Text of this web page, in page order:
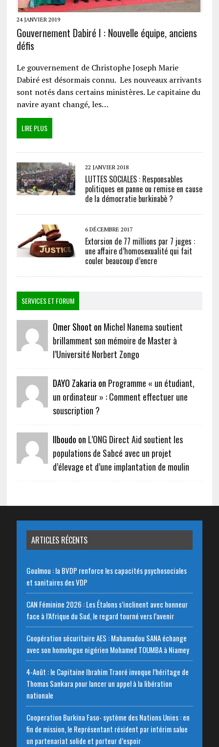
24 JANVIER 2019
Gouvernement Dabiré I : Nouvelle équipe, anciens
défis
Le gouvernement de Christophe Joseph Marie
Dabiré est désormais connu. Les nouveaux arrivants
sont notés dans certains ministères. Le capitaine du
navire ayant changé, les…
LIRE PLUS
22 JANVIER 2018
LUTTES SOCIALES : Responsables
politiques en panne ou remise en cause
de la démocratie burkinabè ?
6 DÉCEMBRE 2017
Extorsion de 77 millions par 7 juges :
une affaire d’homosexualité qui fait
couler beaucoup d’encre
SERVICES ET FORUM
Omer Shoot on Michel Nanema soutient
brillamment son mémoire de Master à
l’Université Norbert Zongo
DAYO Zakaria on Programme « un étudiant,
un ordinateur » : Comment effectuer une
souscription ?
Ilboudo on L’ONG Direct Aid soutient les
populations de Sabcé avec un projet
d’élevage et d’une implantation de moulin
ARTICLES RÉCENTS
Goulmou : la BVDP renforce les capacités psychosociales
et sanitaires des VDP
CAN Féminine 2026 : Les Étalons s’inclinent avec honneur
face à l’Afrique du Sud, le regard tourné vers l’avenir
Coopération sécuritaire AES : Mahamadou SANA échange
avec son homologue nigérien Mohamed TOUMBA à Niamey
4-Août : le Capitaine Ibrahim Traoré invoque l’héritage de
Thomas Sankara pour lancer un appel à la libération
nationale
‎Cooperation Burkina Faso- système des Nations Unies : en
fin de mission, le Représentant résident par intérim salue
un partenariat solide et porteur d’espoir